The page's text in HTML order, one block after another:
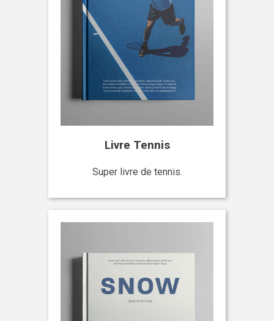
Livre Tennis
Super livre de tennis.